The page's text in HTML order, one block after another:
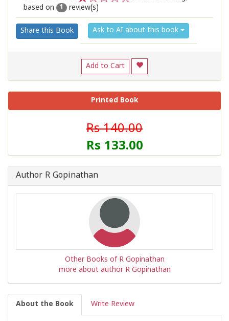
2
1
based on
1 review(s)
Share this Book Ask to AI about this book
Add to Cart
Printed Book
Rs 140.00
Rs 133.00
Author R Gopinathan
Other Books of R Gopinathan
more about author R Gopinathan
About the Book Write Review